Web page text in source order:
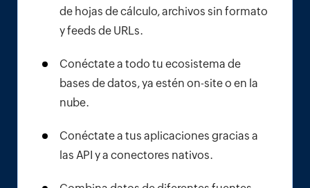
de hojas de cálculo, archivos sin formato
y feeds de URLs.
Conéctate a todo tu ecosistema de
bases de datos, ya estén on-site o en la
nube.
Conéctate a tus aplicaciones gracias a
las API y a conectores nativos.